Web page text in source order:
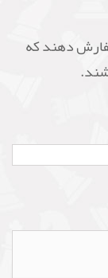
دهند که